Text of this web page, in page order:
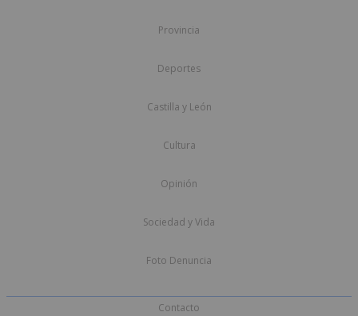
Provincia
Deportes
Castilla y León
Cultura
Opinión
Sociedad y Vida
Foto Denuncia
Contacto